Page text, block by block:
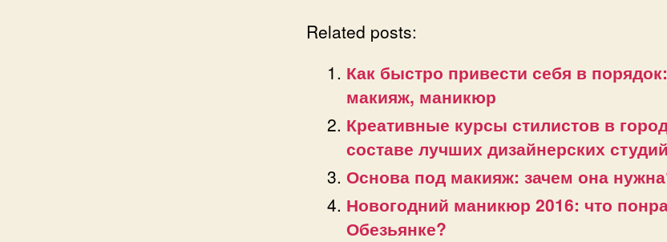
Related posts:
Как быстро привести себя в
макияж, маникюр
Креативные курсы стилистов в
составе лучших дизайнерских студий
Основа под макияж: зачем она
Новогодний маникюр 2016: что
Обезьянке?